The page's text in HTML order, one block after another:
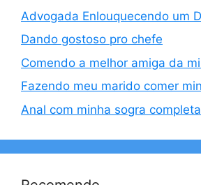
Advogada Enlouquecendo um
Dando gostoso pro chefe
Comendo a melhor amiga da
Fazendo meu marido comer
Anal com minha sogra